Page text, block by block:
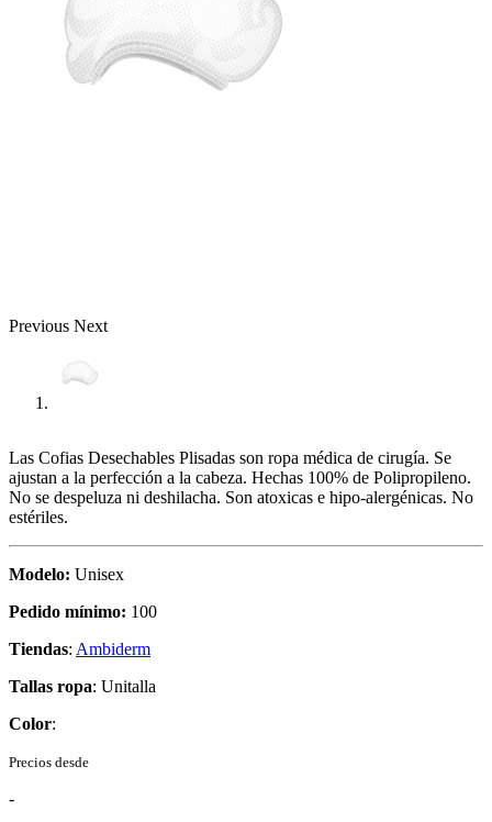
Previous Next
Las Cofias Desechables Plisadas son ropa médica de cirugía. Se
ajustan a la perfección a la cabeza. Hechas 100% de Polipropileno.
No se despeluza ni deshilacha. Son atoxicas e hipo-alergénicas. No
estériles.
Modelo: Unisex
Pedido mínimo: 100
Tiendas: Ambiderm
Tallas ropa: Unitalla
Color:
Precios desde
-